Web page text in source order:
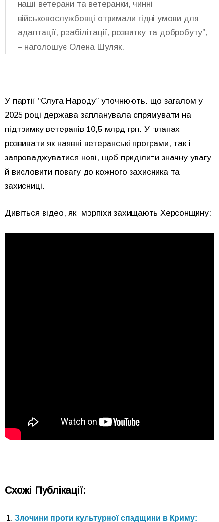
наші ветерани та ветеранки, чинні
військовослужбовці отримали гідні умови для
адаптації, реабілітації, розвитку та добробуту”,
– наголошує Олена Шуляк.
У партії “Слуга Народу” уточнюють, що загалом у
2025 році держава запланувала спрямувати на
підтримку ветеранів 10,5 млрд грн. У планах –
розвивати як наявні ветеранські програми, так і
запроваджуватися нові, щоб приділити значну увагу
й висловити повагу до кожного захисника та
захисниці.
Дивіться відео, як морпіхи захищають Херсонщину:
Схожі Публікації:
Злочини проти культурної спадщини в Криму: